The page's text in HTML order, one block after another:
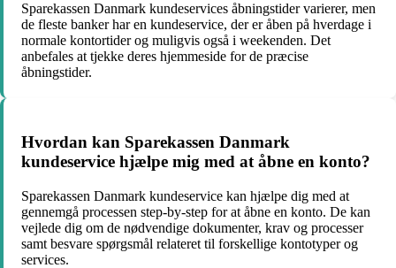
Sparekassen Danmark kundeservices åbningstider varierer, men
de fleste banker har en kundeservice, der er åben på hverdage i
normale kontortider og muligvis også i weekenden. Det
anbefales at tjekke deres hjemmeside for de præcise
åbningstider.
Hvordan kan Sparekassen Danmark
kundeservice hjælpe mig med at åbne en konto?
Sparekassen Danmark kundeservice kan hjælpe dig med at
gennemgå processen step-by-step for at åbne en konto. De kan
vejlede dig om de nødvendige dokumenter, krav og processer
samt besvare spørgsmål relateret til forskellige kontotyper og
services.